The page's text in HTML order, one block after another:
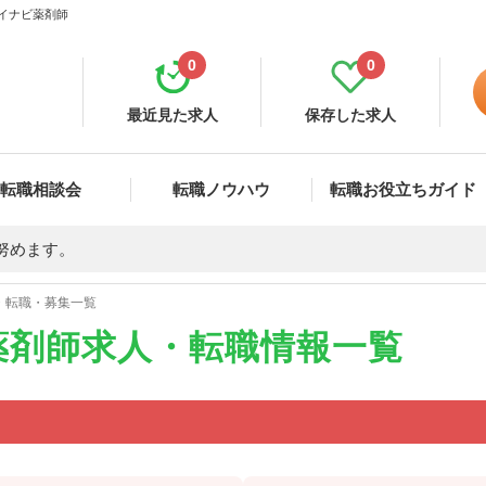
ナビ薬剤師
最近見た求人
0
保存した求人
0
転職相談会 転職ノウハウ 転職お役立ちガイド
ます。
転職・募集一覧
師求人・転職情報一覧